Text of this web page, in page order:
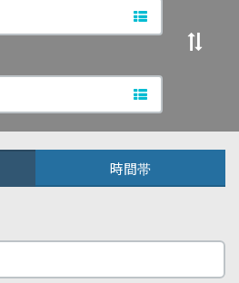
文字で駅検索
文字で駅検索
出發站
時間帯